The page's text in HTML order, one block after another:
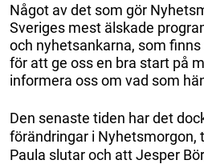
Något av det som gör
Sveriges mest älskade
och nyhetsankarna, som
för att ge oss en bra start på
informera oss om vad som
Den senaste tiden har det
förändringar i Nyhetsmorgon,
Paula slutar och att Jesper